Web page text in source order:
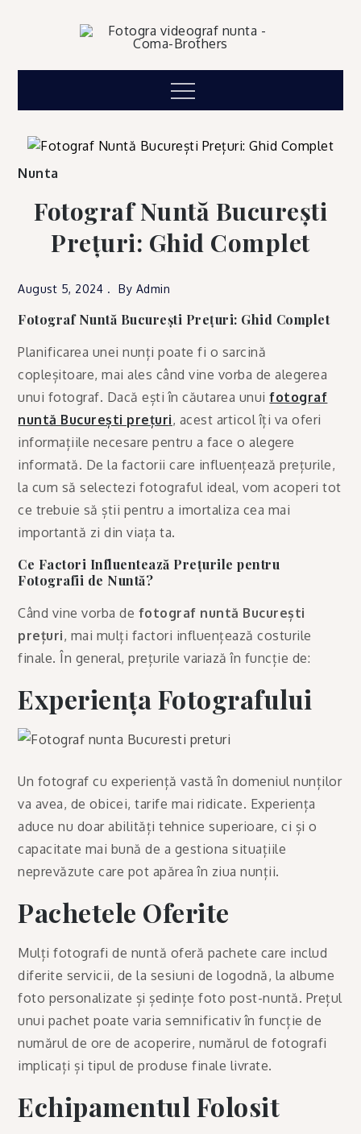
Fotograf Videograf nunta
Menu
Nunta
Fotograf Nuntă București
Prețuri: Ghid Complet
August 5, 2024 By Admin
Fotograf Nuntă București Prețuri: Ghid Complet
Planificarea unei nunți poate fi o sarcină
copleșitoare, mai ales când vine vorba de alegerea
unui fotograf. Dacă ești în căutarea unuifotograf
nuntă București prețuri, acest articol îți va oferi
informațiile necesare pentru a face o alegere
informată. De la factorii care influențează prețurile,
la cum să selectezi fotograful ideal, vom acoperi tot
ce trebuie să știi pentru a imortaliza cea mai
importantă zi din viața ta.
Ce Factori Influentează Prețurile pentru
Fotografii de Nuntă?
Când vine vorba de fotograf nuntă București
prețuri, mai mulți factori influențează costurile
finale. În general, prețurile variază în funcție de:
Experiența Fotografului
Un fotograf cu experiență vastă în domeniul nunților
va avea, de obicei, tarife mai ridicate. Experiența
aduce nu doar abilități tehnice superioare, ci și o
capacitate mai bună de a gestiona situațiile
neprevăzute care pot apărea în ziua nunții.
Pachetele Oferite
Mulți fotografi de nuntă oferă pachete care includ
diferite servicii, de la sesiuni de logodnă, la albume
foto personalizate și ședințe foto post-nuntă. Prețul
unui pachet poate varia semnificativ în funcție de
numărul de ore de acoperire, numărul de fotografi
implicați și tipul de produse finale livrate.
Echipamentul Folosit